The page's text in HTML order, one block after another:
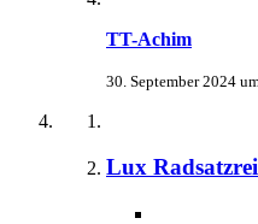
TT-Achim
30. September 2024
Lux